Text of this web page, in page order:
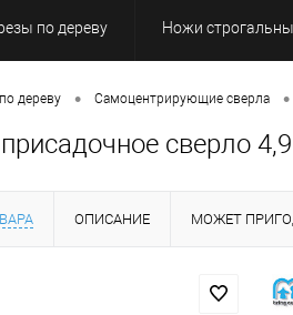
по дереву Ножи
дереву • Самоцентрирующие сверла •
сверло
ОПИСАНИЕ МОЖЕТ